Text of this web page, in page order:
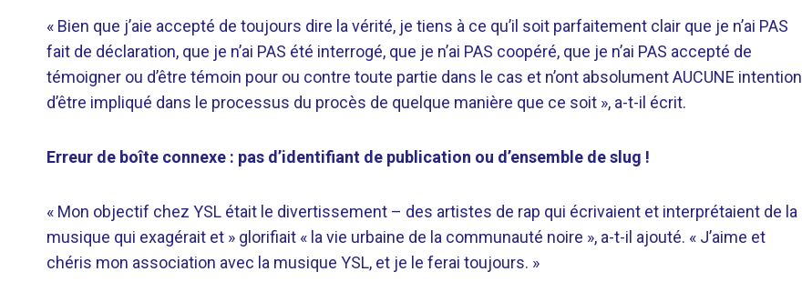
« Bien que j’aie accepté de toujours dire la vérité, je tiens à ce qu’il soit parfaitement clair que je n’ai PAS
fait de déclaration, que je n’ai PAS été interrogé, que je n’ai PAS coopéré, que je n’ai PAS accepté de
témoigner ou d’être témoin pour ou contre toute partie dans le cas et n’ont absolument AUCUNE intention
d’être impliqué dans le processus du procès de quelque manière que ce soit », a-t-il écrit.
Erreur de boîte connexe : pas d’identifiant de publication ou d’ensemble de slug !
« Mon objectif chez YSL était le divertissement – ​​des artistes de rap qui écrivaient et interprétaient de la
musique qui exagérait et » glorifiait « la vie urbaine de la communauté noire », a-t-il ajouté. « J’aime et
chéris mon association avec la musique YSL, et je le ferai toujours. »